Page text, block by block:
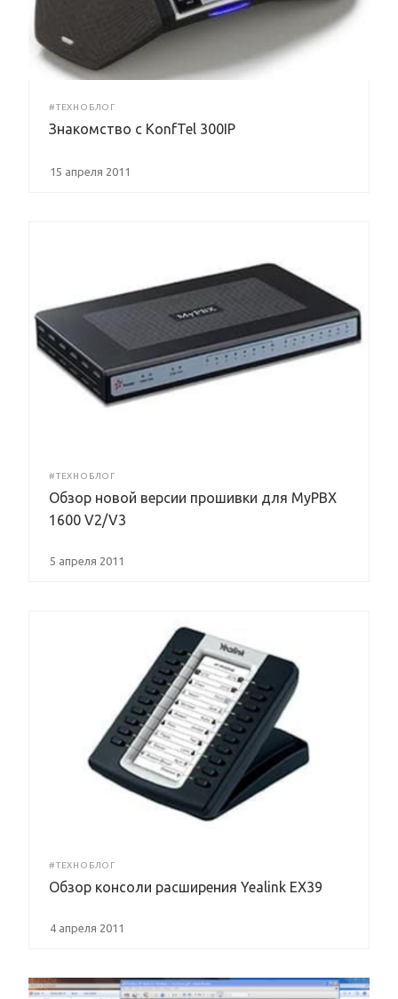
#ТЕХНОБЛОГ
Знакомство с KonfTel 300IP
15 апреля 2011
#ТЕХНОБЛОГ
Обзор новой версии прошивки для MyPBX
1600 V2/V3
5 апреля 2011
#ТЕХНОБЛОГ
Обзор консоли расширения Yealink EX39
4 апреля 2011